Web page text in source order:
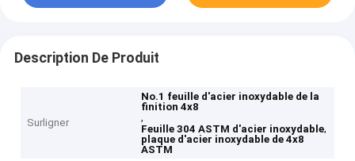
Description De Produit
Surligner
No.1 feuille d'acier inoxydable de la
finition 4x8
,
Feuille 304 ASTM d'acier inoxydable,
plaque d'acier inoxydable de 4x8
ASTM